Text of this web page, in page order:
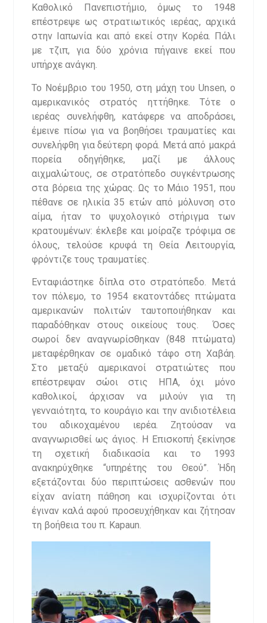
Καθολικό Πανεπιστήμιο, όμως το 1948
επέστρεψε ως στρατιωτικός ιερέας, αρχικά
στην Ιαπωνία και από εκεί στην Κορέα. Πάλι
με τζιπ, για δύο χρόνια πήγαινε εκεί που
υπήρχε ανάγκη.
Το Νοέμβριο του 1950, στη μάχη του Unsen, o
αμερικανικός στρατός ηττήθηκε. Τότε ο
ιερέας συνελήφθη, κατάφερε να αποδράσει,
έμεινε πίσω για να βοηθήσει τραυματίες και
συνελήφθη για δεύτερη φορά. Μετά από μακρά
πορεία οδηγήθηκε, μαζί με άλλους
αιχμαλώτους, σε στρατόπεδο συγκέντρωσης
στα βόρεια της χώρας. Ως το Μάιο 1951, που
πέθανε σε ηλικία 35 ετών από μόλυνση στο
αίμα, ήταν το ψυχολογικό στήριγμα των
κρατουμένων: έκλεβε και μοίραζε τρόφιμα σε
όλους, τελούσε κρυφά τη Θεία Λειτουργία,
φρόντιζε τους τραυματίες.
Ενταφιάστηκε δίπλα στο στρατόπεδο. Μετά
τον πόλεμο, το 1954 εκατοντάδες πτώματα
αμερικανών πολιτών ταυτοποιήθηκαν και
παραδόθηκαν στους οικείους τους.
Όσες
σωροί δεν αναγνωρίσθηκαν (848 πτώματα)
μεταφέρθηκαν σε ομαδικό τάφο στη Χαβάη.
Στο μεταξύ αμερικανοί στρατιώτες που
επέστρεψαν σώοι στις ΗΠΑ, όχι μόνο
καθολικοί, άρχισαν να μιλούν για τη
γενναιότητα, το κουράγιο και την ανιδιοτέλεια
του αδικοχαμένου ιερέα. Ζητούσαν να
αναγνωρισθεί ως άγιος. Η Επισκοπή ξεκίνησε
τη σχετική διαδικασία και το 1993
ανακηρύχθηκε “υπηρέτης του Θεού”. Ήδη
εξετάζονται δύο περιπτώσεις ασθενών που
είχαν ανίατη πάθηση και ισχυρίζονται ότι
έγιναν καλά αφού προσευχήθηκαν και ζήτησαν
τη βοήθεια του π. Kapaun.